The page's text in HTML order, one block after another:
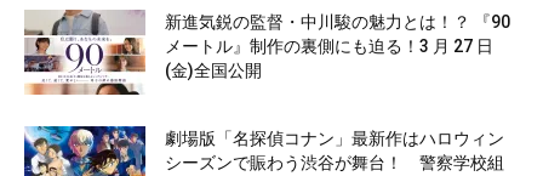
新進気鋭の監督・中川駿の魅力とは！？ 『90
メートル』制作の裏側にも迫る！3 月 27 日
(金)全国公開
劇場版「名探偵コナン」最新作はハロウィン
シーズンで賑わう渋谷が舞台！ 警察学校組